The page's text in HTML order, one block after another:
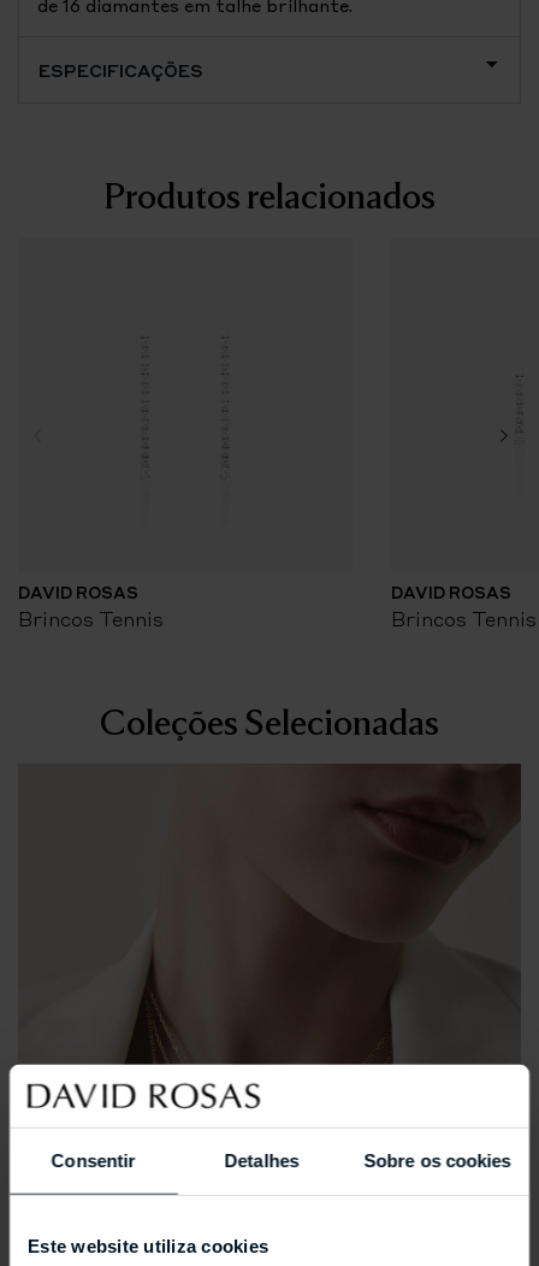
Consentir Detalhes Sobre os cookies
Este website utiliza cookies
de 16 diamantes em talhe brilhante.
ESPECIFICAÇÕES
Produtos relacionados
DAVID ROSAS
Brincos Tennis
DAVID ROSAS
Brincos Tennis
Coleções Selecionadas